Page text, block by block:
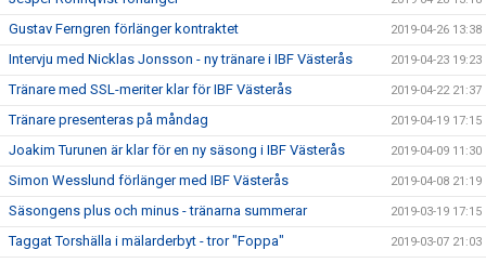
Gustav Ferngren förlänger kontraktet 2019-04-26 13:38
Intervju med Nicklas Jonsson - ny tränare i IBF Västerås 2019-04-23 19:23
Tränare med SSL-meriter klar för IBF Västerås 2019-04-22 21:37
Tränare presenteras på måndag 2019-04-19 17:15
Joakim Turunen är klar för en ny säsong i IBF Västerås 2019-04-09 11:30
Simon Wesslund förlänger med IBF Västerås 2019-04-08 21:19
Säsongens plus och minus - tränarna summerar 2019-03-19 17:15
Taggat Torshälla i mälarderbyt - tror "Foppa" 2019-03-07 21:03